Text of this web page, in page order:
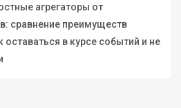
агрегаторы от
сравнение преимуществ
в курсе событий и не